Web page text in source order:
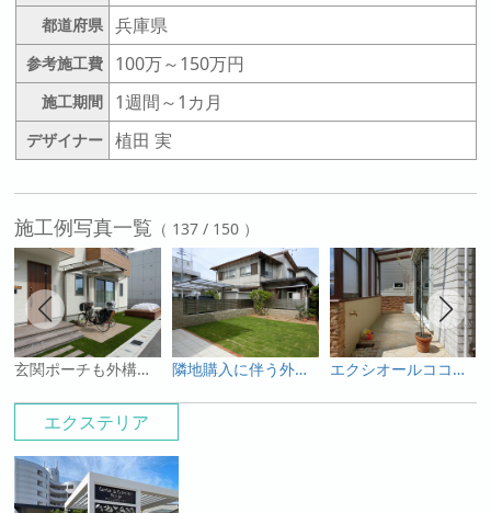
エクステリア
都道府県 兵庫県
参考施工費 100万～150万円
施工期間 1週間～1カ月
デザイナー 植田 実
施工例写真一覧 （ 137 / 150 ）
玄関ポーチも外構に合わせると違和感なし！菜園と人工芝の前庭で遊ぼう！ 隣地購入に伴う外周りプラン＆施工！ エクシオールココマⅡテラスのあるマイガーデン